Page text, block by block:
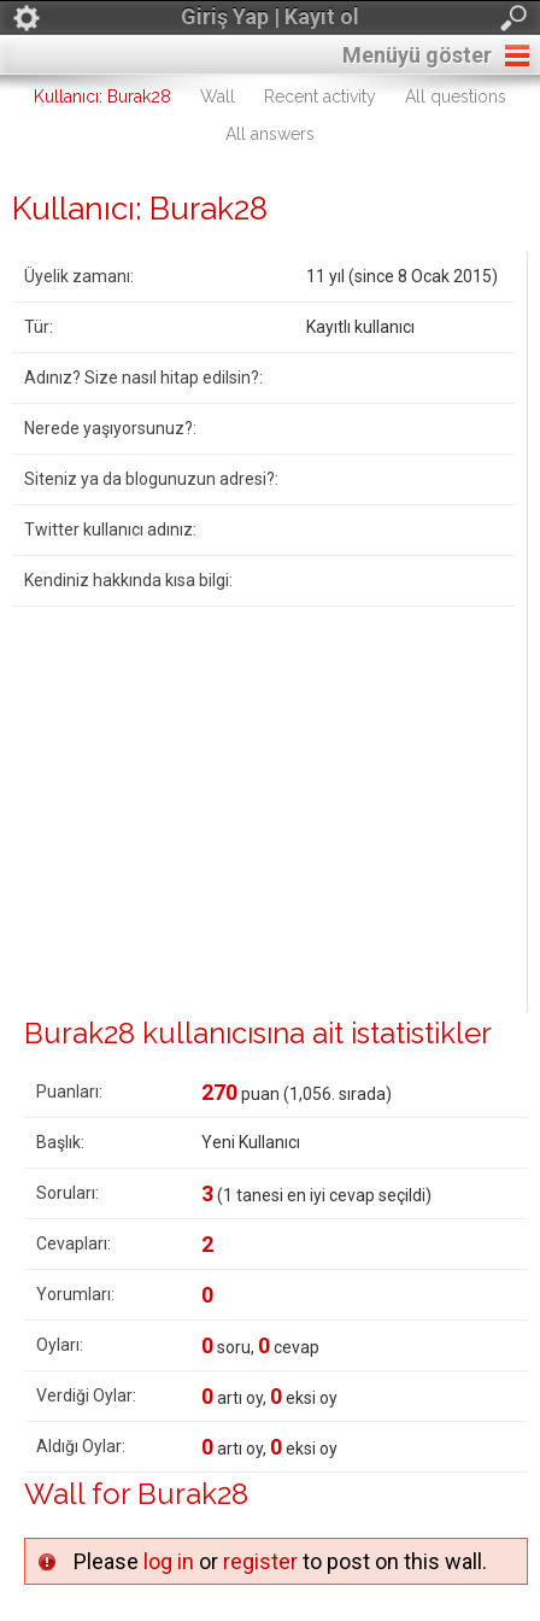
Giriş Yap | Kayıt ol
Menüyü göster
Kullanıcı: Burak28 Wall Recent activity
All questions
All answers
Kullanıcı: Burak28
Üyelik zamanı: 11 yıl (since 8 Ocak 2015)
Tür: Kayıtlı kullanıcı
Adınız? Size nasıl hitap edilsin?:
Nerede yaşıyorsunuz?:
Siteniz ya da blogunuzun adresi?:
Twitter kullanıcı adınız:
Kendiniz hakkında kısa bilgi:
Burak28 kullanıcısına ait istatistikler
Puanları: 270puan (1,056 . sırada)
Başlık: Yeni Kullanıcı
Soruları: 3(1 tanesi en iyi cevap seçildi)
Cevapları: 2
Yorumları: 0
Oyları: 0soru, 0cevap
Verdiği Oylar: 0artı oy, 0eksi oy
Aldığı Oylar: 0artı oy, 0eksi oy
Wall for Burak28
Please log in or registerto post on this wall.